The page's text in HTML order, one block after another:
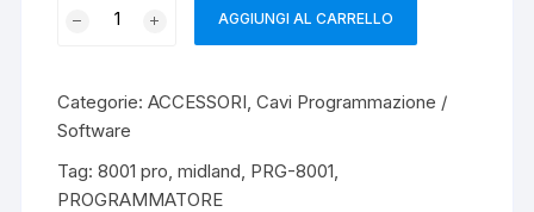
PROGRAMMAZIONE
AGGIUNGI AL CARRELLO
Categorie:ACCESSORI ,Cavi Programmazione /
Software
Tag:8001 pro ,midland PRG-8001
PROGRAMMATORE